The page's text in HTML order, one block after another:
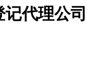
代理公司